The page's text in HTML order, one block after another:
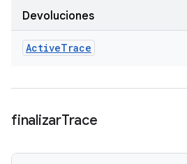
Devoluciones
ActiveTrace
finalizarTrace